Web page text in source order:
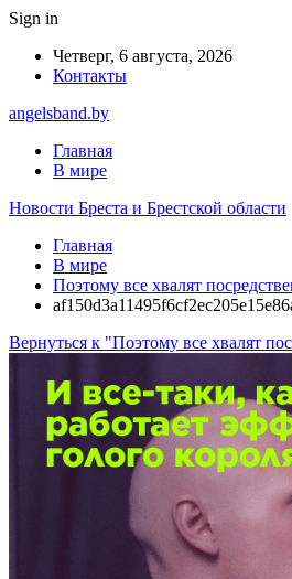
Sign in
Четверг, 6 августа, 2026
Контакты
angelsband.by
Главная
В мире
Новости Бреста и Брестской области
Главная
В мире
Поэтому все хвалят
Вернуться к "Поэтому все хвалят